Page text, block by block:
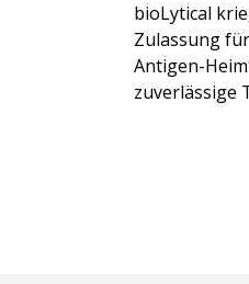
bioLytical
Zulassung
Antigen-
zuverlässige